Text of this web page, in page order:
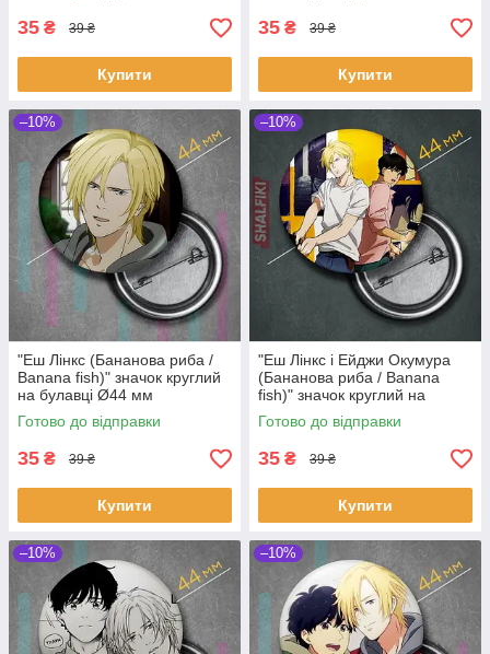
35 ₴ 39 ₴
Купити
35 ₴ 39 ₴
Купити
–10%
"Еш Лінкс (Бананова риба /
Banana fish)" значок круглий
на булавці Ø44 мм
Готово до відправки
35 ₴ 39 ₴
Купити
–10%
"Еш Лінкс і Ейджи Окумура
(Бананова риба / Banana
fish)" значок круглий на
булавці Ø44 мм
Готово до відправки
35 ₴ 39 ₴
Купити
–10% –10%